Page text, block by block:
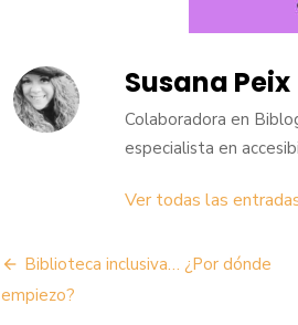
Susana Peix
Colaboradora en
especialista en
Ver todas las
Navegación
de
Biblioteca inclusiva… ¿Por dónde
empiezo?